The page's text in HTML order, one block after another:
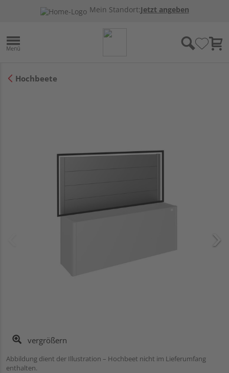
Mein Standort:Jetzt angeben
Hochbeete
vergrößern
Abbildung dient der Illustration – Hochbeet nicht im Lieferumfang
enthalten.